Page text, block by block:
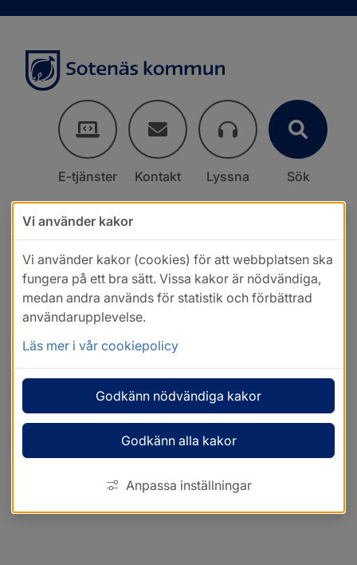
E-tjänster Kontakt Lyssna Sök
Vi använder kakor
Vi använder kakor (cookies) för att webbplatsen ska
fungera på ett bra sätt. Vissa kakor är nödvändiga,
medan andra används för statistik och förbättrad
användarupplevelse.
Läs mer i vår cookiepolicy
Godkänn nödvändiga kakor
Godkänn alla kakor
Anpassa inställningar